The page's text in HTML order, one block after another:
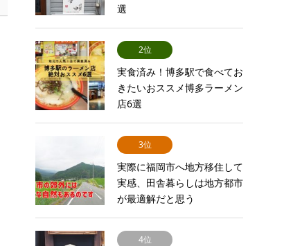
選
2位
実食済み！博多駅で食べてお
きたいおススメ博多ラーメン
店6選
3位
実際に福岡市へ地方移住して
実感、田舎暮らしは地方都市
が最適解だと思う
4位